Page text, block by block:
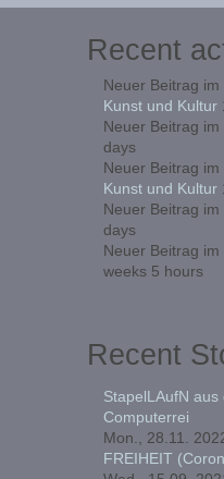
Recent
Neuer Beitrag im
Kunst und Kultur
Neuer Beitrag im
days
Neuer Beitrag im
Kunst und Kultur
Neuer Beitrag im
days
Neuer Beitrag im
weeks 5 hours
Recent
StapelLAufN
Computerrei
Mon., 28.11.
FREIHEIT